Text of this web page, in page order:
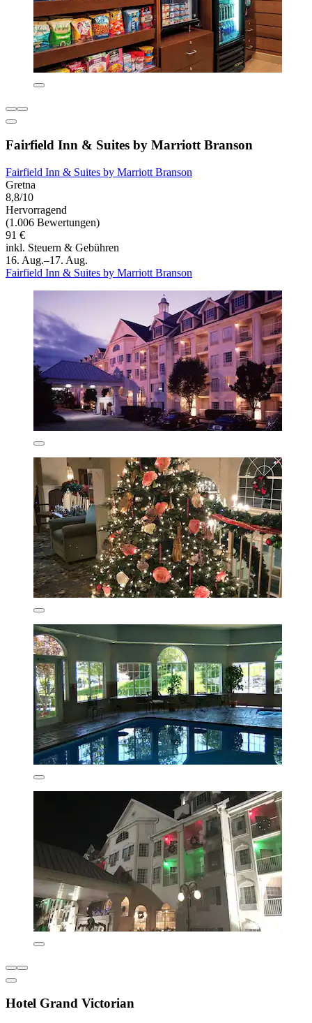
Fairfield Inn & Suites by Marriott Branson
Fairfield Inn & Suites by Marriott Branson
Gretna
8,8/10
Hervorragend
(1.006 Bewertungen)
91 €
inkl. Steuern & Gebühren
16. Aug.–17. Aug.
Fairfield Inn & Suites by Marriott Branson
Hotel Grand Victorian